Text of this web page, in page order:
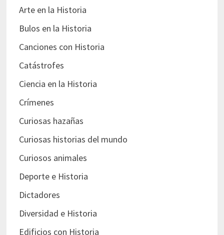
Arte en la Historia
Bulos en la Historia
Canciones con Historia
Catástrofes
Ciencia en la Historia
Crímenes
Curiosas hazañas
Curiosas historias del mundo
Curiosos animales
Deporte e Historia
Dictadores
Diversidad e Historia
Edificios con Historia